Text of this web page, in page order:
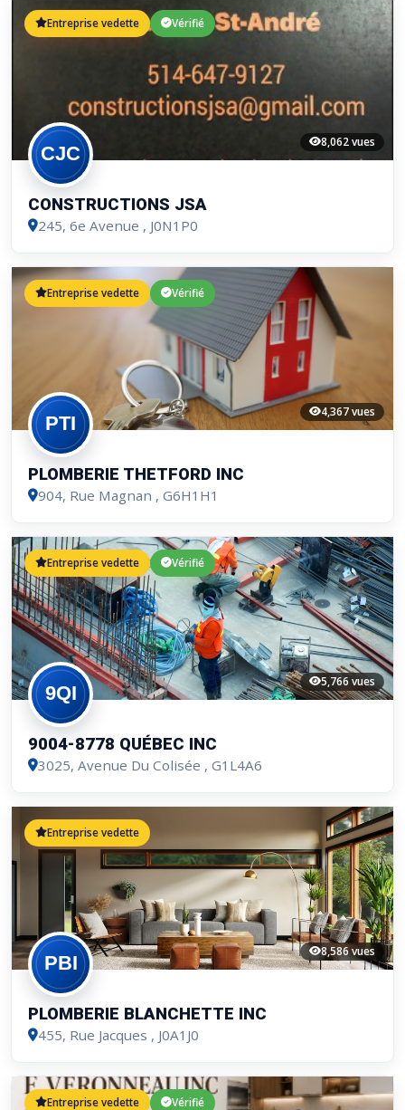
Entreprise vedette Vérifié
8,062 vues
CONSTRUCTIONS JSA
245, 6e Avenue , J0N1P0
Entreprise vedette Vérifié
4,367 vues
PLOMBERIE THETFORD INC
904, Rue Magnan , G6H1H1
Entreprise vedette Vérifié
5,766 vues
9004-8778 QUÉBEC INC
3025, Avenue Du Colisée , G1L4A6
Entreprise vedette
8,586 vues
PLOMBERIE BLANCHETTE INC
455, Rue Jacques , J0A1J0
Entreprise vedette Vérifié